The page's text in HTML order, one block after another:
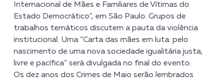
Internacional de Mães e Familiares de Vítimas do
Estado Democrático”, em São Paulo. Grupos de
trabalhos temáticos discutem a pauta da violência
institucional. Uma “Carta das mães em luta: pelo
nascimento de uma nova sociedade igualitária justa,
livre e pacífica” será divulgada no final do evento.
Os dez anos dos Crimes de Maio serão lembrados